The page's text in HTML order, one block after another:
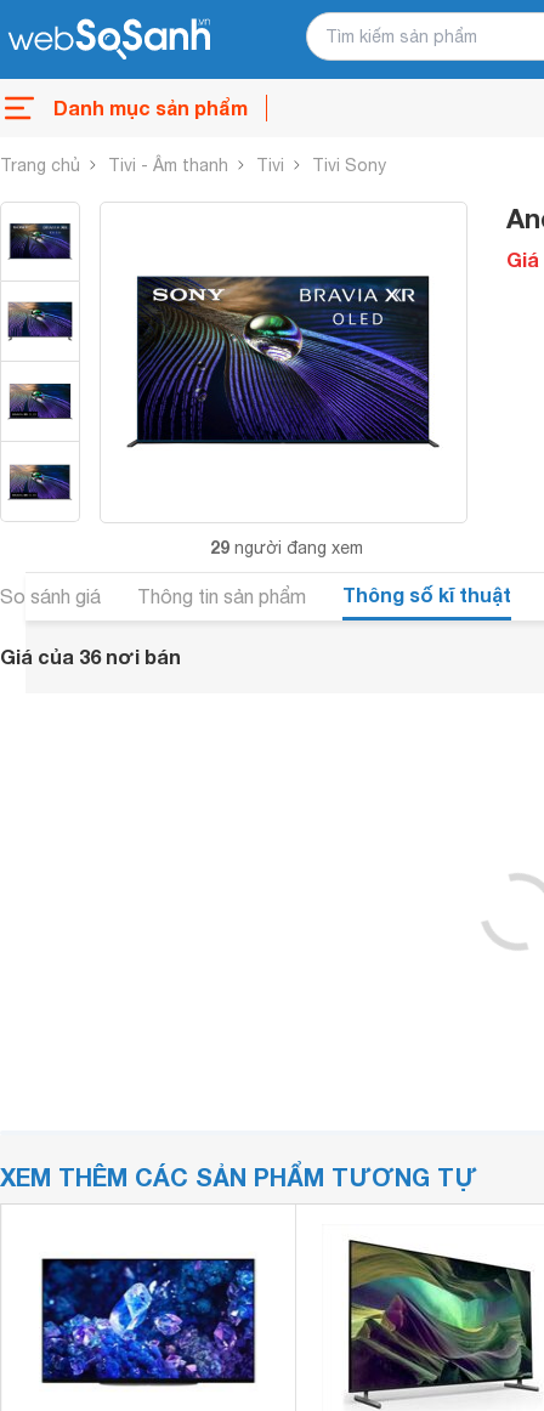
Danh mục sản phẩm
Trang chủ Tivi - Âm thanh Tivi Tivi Sony
29 người đang xem
Giá
So sánh giá Thông tin sản phẩm Thông số kĩ thuật
Giá của 36 nơi bán
XEM THÊM CÁC SẢN PHẨM TƯƠNG TỰ